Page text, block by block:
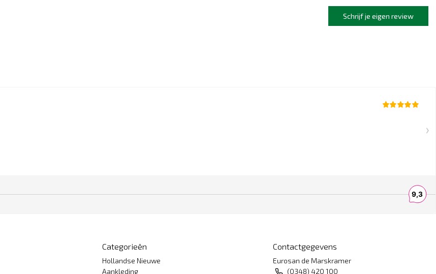
Schrijf je eigen review
Categorieën
Hollandse Nieuwe
Aankleding
Contactgegevens
Eurosan de Marskramer
(0348) 420 100